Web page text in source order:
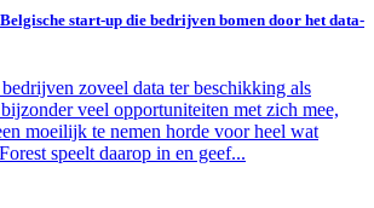
start-up die bedrijven bomen door het data-
zoveel data ter beschikking als
veel opportuniteiten met zich mee,
moeilijk te nemen horde voor heel wat
speelt daarop in en geef...